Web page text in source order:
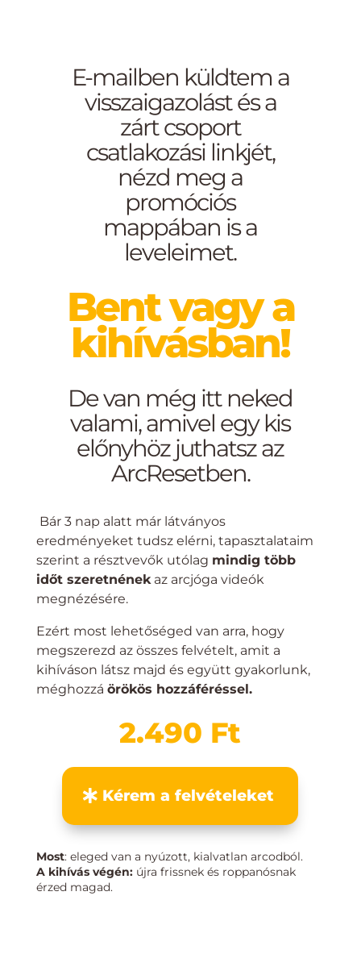
E-mailben küldtem a
visszaigazolást és a
zárt csoport
csatlakozási linkjét,
nézd meg a
promóciós
mappában is a
leveleimet.
Bent vagy a
kihívásban!
De van még itt neked
valami, amivel egy kis
előnyhöz juthatsz az
ArcResetben.
Bár 3 nap alatt már látványos
eredményeket tudsz elérni, tapasztalataim
szerint a résztvevők utólag mindig több
időt szeretnénekaz arcjóga videók
megnézésére.
Ezért most lehetőséged van arra, hogy
megszerezd az összes felvételt, amit a
kihíváson látsz majd és együtt gyakorlunk,
méghozzá örökös hozzáféréssel.
2.490 Ft
Kérem a felvételeket
Most: eleged van a nyúzott, kialvatlan arcodból.
A kihívás végén:újra frissnek és roppanósnak
érzed magad.